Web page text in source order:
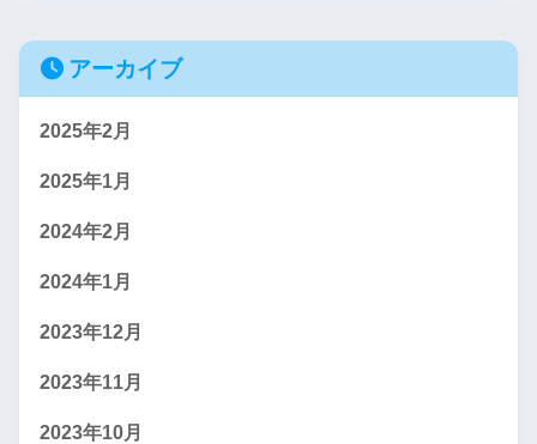
アーカイブ
2025年2月
2025年1月
2024年2月
2024年1月
2023年12月
2023年11月
2023年10月